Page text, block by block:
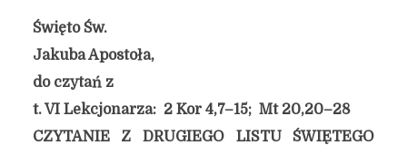
Święto Św.
Jakuba Apostoła,
do czytań z
t. VI Lekcjonarza: 2 Kor 4,7–15; Mt 20,20–28
CZYTANIE Z DRUGIEGO LISTU ŚWIĘTEGO